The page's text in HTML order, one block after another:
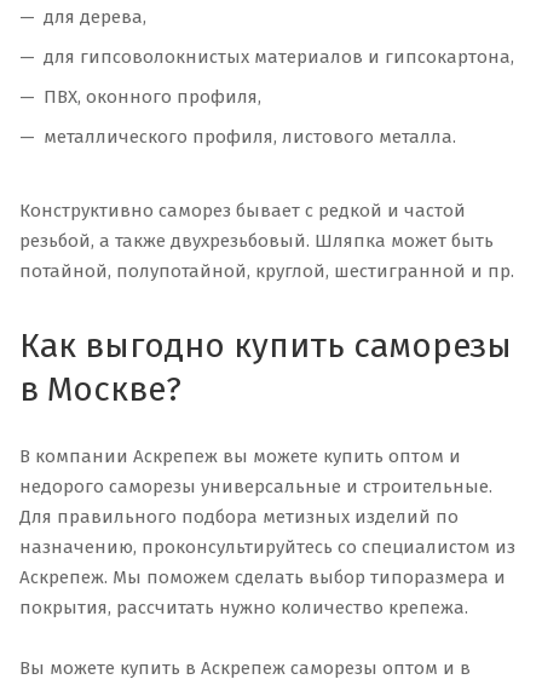
для дерева,
для гипсоволокнистых материалов и гипсокартона,
ПВХ, оконного профиля,
металлического профиля, листового металла.
Конструктивно саморез бывает с редкой и частой
резьбой, а также двухрезьбовый. Шляпка может быть
потайной, полупотайной, круглой, шестигранной и пр.
Как выгодно купить саморезы
в Москве?
В компании Аскрепеж вы можете купить оптом и
недорого саморезы универсальные и строительные.
Для правильного подбора метизных изделий по
назначению, проконсультируйтесь со специалистом из
Аскрепеж. Мы поможем сделать выбор типоразмера и
покрытия, рассчитать нужно количество крепежа.
Вы можете купить в Аскрепеж саморезы оптом и в